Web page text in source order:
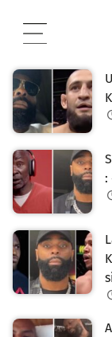
contenu
: